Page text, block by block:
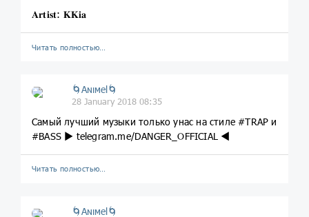
𝐀𝐫𝐭𝐢𝐬𝐭: 𝐊𝐊𝐢𝐚
Читать полностью…
🌀Aɴιмel🌀
28 January 2018 08:35
Самый лучший музыки только унас на стиле #TRAP и
#BASS ▶️ telegram.me/DANGER_OFFICIAL ◀️
Читать полностью…
🌀Aɴιмel🌀